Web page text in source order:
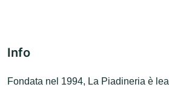
Info
Fondata nel 1994, La Piadineria è